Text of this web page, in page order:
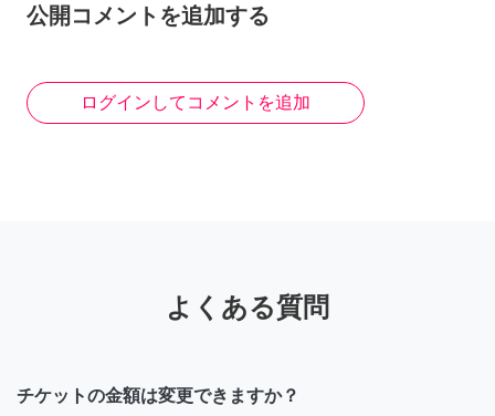
公開コメントを追加する
ログインしてコメントを追加
よくある質問
チケットの金額は変更できますか？